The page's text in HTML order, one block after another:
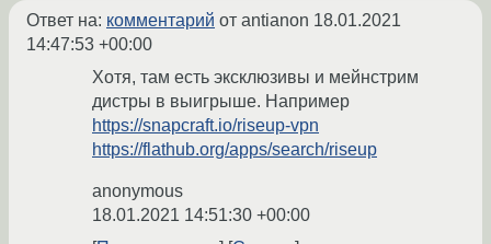
Ответ на: комментарий от antianon 18.01.2021
14:47:53 +00:00
Хотя, там есть эксклюзивы и мейнстрим
дистры в выигрыше. Например
https://snapcraft.io/riseup-vpn
https://flathub.org/apps/search/riseup
anonymous
18.01.2021 14:51:30 +00:00